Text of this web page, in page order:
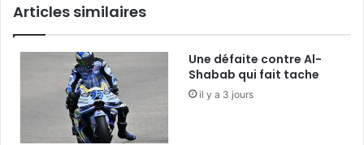
Articles similaires
Une défaite contre Al-
Shabab qui fait tache
il y a 3 jours